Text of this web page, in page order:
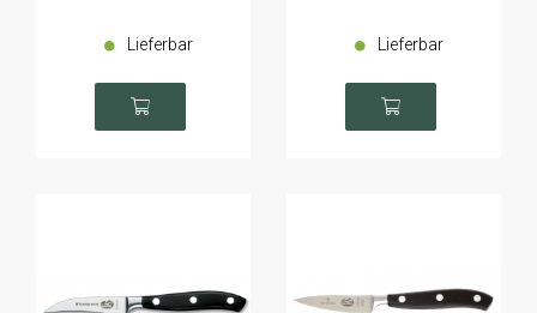
Lieferbar Lieferbar